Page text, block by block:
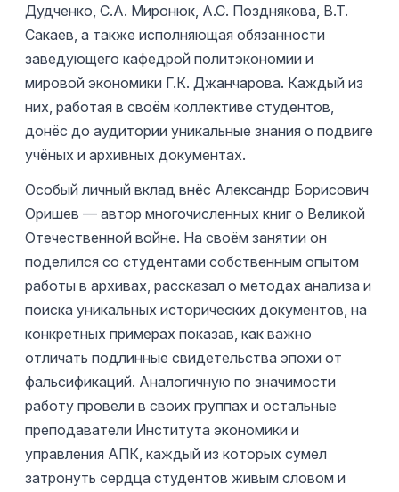
Дудченко, С.А. Миронюк, А.С. Позднякова, В.Т.
Сакаев, а также исполняющая обязанности
заведующего кафедрой политэкономии и
мировой экономики Г.К. Джанчарова. Каждый из
них, работая в своём коллективе студентов,
донёс до аудитории уникальные знания о подвиге
учёных и архивных документах.
Особый личный вклад внёс Александр Борисович
Оришев — автор многочисленных книг о Великой
Отечественной войне. На своём занятии он
поделился со студентами собственным опытом
работы в архивах, рассказал о методах анализа и
поиска уникальных исторических документов, на
конкретных примерах показав, как важно
отличать подлинные свидетельства эпохи от
фальсификаций. Аналогичную по значимости
работу провели в своих группах и остальные
преподаватели Института экономики и
управления АПК, каждый из которых сумел
затронуть сердца студентов живым словом и